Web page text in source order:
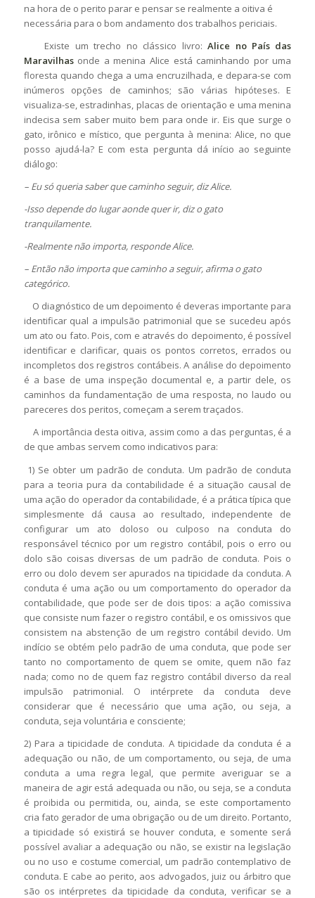
na hora de o perito parar e pensar se realmente a oitiva é
necessária para o bom andamento dos trabalhos periciais.
Existe um trecho no clássico livro:Alice no País das
Maravilhasonde a menina Alice está caminhando por uma
floresta quando chega a uma encruzilhada, e depara-se com
inúmeros opções de caminhos; são várias hipóteses. E
visualiza-se, estradinhas, placas de orientação e uma menina
indecisa sem saber muito bem para onde ir. Eis que surge o
gato, irônico e místico, que pergunta à menina: Alice, no que
posso ajudá-la? E com esta pergunta dá início ao seguinte
diálogo:
– Eu só queria saber que caminhoseguir, diz Alice.
-Isso depende do lugar aonde quer ir, diz o gato
tranquilamente.
-Realmente não importa, responde Alice.
– Então não importa que caminho a seguir, afirma o gato
categórico.
O diagnóstico de um depoimento é deveras importante para
identificar qual a impulsão patrimonial que se sucedeu após
um ato ou fato. Pois, com e através do depoimento, é possível
identificar e clarificar, quais os pontos corretos, errados ou
incompletos dos registros contábeis. A análise do depoimento
é a base de uma inspeção documental e, a partir dele, os
caminhos da fundamentação de uma resposta, no laudo ou
pareceres dos peritos, começam a serem traçados.
A importância desta oitiva, assim como a das perguntas, é a
de que ambas servem como indicativos para:
1) Se obter um padrão de conduta. Um padrão de conduta
para a teoria pura da contabilidade é a situação causal de
uma ação do operador da contabilidade, é a prática típica que
simplesmente dá causa ao resultado, independente de
configurar um ato doloso ou culposo na conduta do
responsável técnico por um registro contábil, pois o erro ou
dolo são coisas diversas de um padrão de conduta. Pois o
erro ou dolo devem ser apurados na tipicidade da conduta. A
conduta é uma ação ou um comportamento do operador da
contabilidade, que pode ser de dois tipos: a ação comissiva
que consiste num fazer o registro contábil, e os omissivos que
consistem na abstenção de um registro contábil devido. Um
indício se obtém pelo padrão de uma conduta, que pode ser
tanto no comportamento de quem se omite, quem não faz
nada; como no de quem faz registro contábil diverso da real
impulsão patrimonial. O intérprete da conduta deve
considerar que é necessário que uma ação, ou seja, a
conduta, seja voluntária e consciente;
2) Para a tipicidade de conduta. A tipicidade da conduta é a
adequação ou não, de um comportamento, ou seja, de uma
conduta a uma regra legal, que permite averiguar se a
maneira de agir está adequada ou não, ou seja, se a conduta
é proibida ou permitida, ou, ainda, se este comportamento
cria fato gerador de uma obrigação ou de um direito. Portanto,
a tipicidade só existirá se houver conduta, e somente será
possível avaliar a adequação ou não, se existir na legislação
ou no uso e costume comercial, um padrão contemplativo de
conduta. E cabe ao perito, aos advogados, juiz ou árbitro que
são os intérpretes da tipicidade da conduta, verificar se a